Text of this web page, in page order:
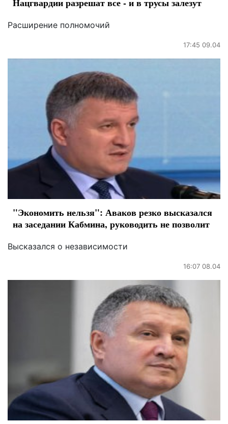
Нацгвардии разрешат все - и в трусы залезут
Расширение полномочий
17:45 09.04
"Экономить нельзя": Аваков резко высказался
на заседании Кабмина, руководить не позволит
Высказался о независимости
16:07 08.04